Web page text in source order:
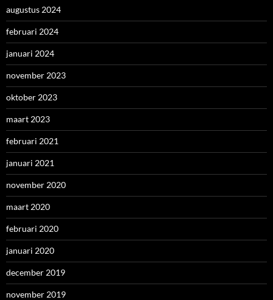
augustus 2024
februari 2024
januari 2024
november 2023
oktober 2023
maart 2023
februari 2021
januari 2021
november 2020
maart 2020
februari 2020
januari 2020
december 2019
november 2019